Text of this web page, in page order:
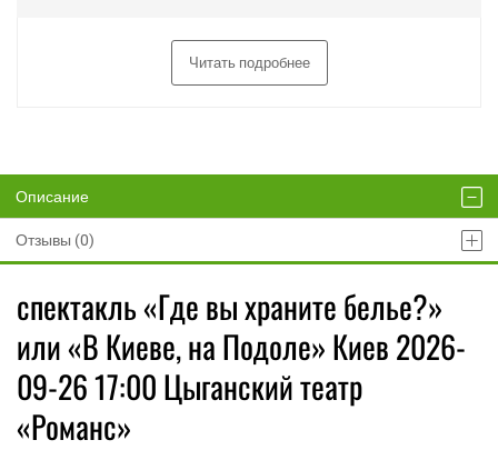
Читать подробнее
Описание
Отзывы (0)
спектакль «Где вы храните белье?»
или «В Киеве, на Подоле» Киев 2026-
09-26 17:00 Цыганский театр
«Романс»